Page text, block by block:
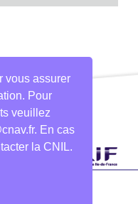
vous assurer
Pour
veuillez
En cas
la CNIL.